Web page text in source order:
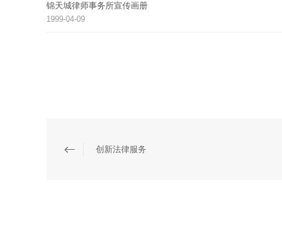
锦天城律师事务所宣传画册
1999-04-09
创新法律服务